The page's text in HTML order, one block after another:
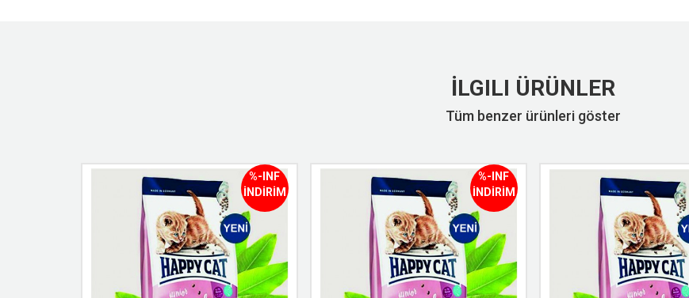
İLGILI ÜRÜNLER
Tüm benzer ürünleri göster
%-INF
İNDİRİM
%-INF
İNDİRİM